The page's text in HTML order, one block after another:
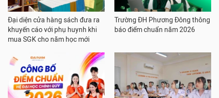
Đại diện cửa hàng sách đưa ra
khuyến cáo với phụ huynh khi
mua SGK cho năm học mới
Trường ĐH Phương Đông thông
báo điểm chuẩn năm 2026